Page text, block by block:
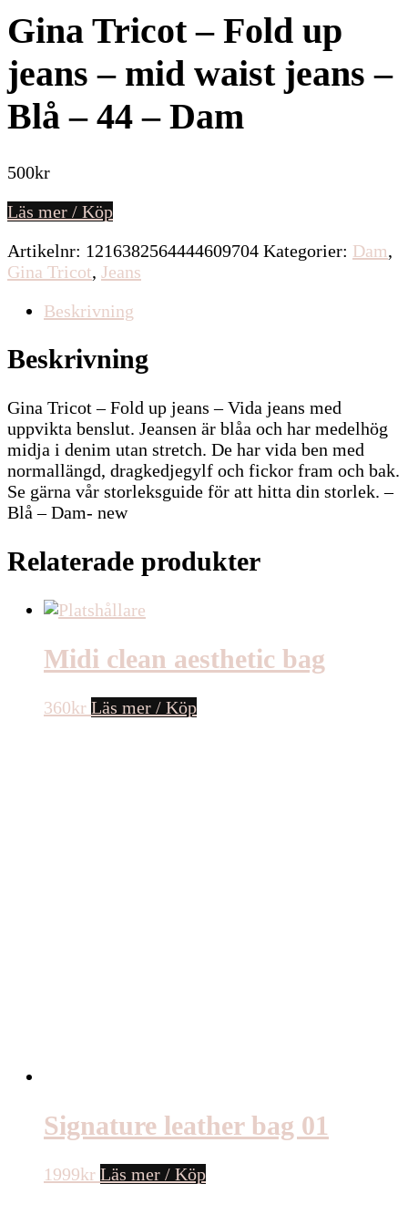
Gina Tricot – Fold up
jeans – mid waist jeans –
Blå – 44 – Dam
500kr
Läs mer / Köp
Artikelnr: 1216382564444609704 Kategorier: Dam,
Gina Tricot, Jeans
Beskrivning
Beskrivning
Gina Tricot – Fold up jeans – Vida jeans med
uppvikta benslut. Jeansen är blåa och har medelhög
midja i denim utan stretch. De har vida ben med
normallängd, dragkedjegylf och fickor fram och bak.
Se gärna vår storleksguide för att hitta din storlek. –
Blå – Dam- new
Relaterade produkter
Midi clean aesthetic bag
360kr Läs mer / Köp
Signature leather bag 01
1999kr Läs mer / Köp